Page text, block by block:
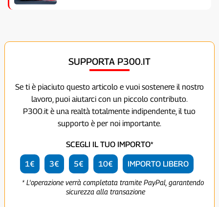
SUPPORTA P300.IT
Se ti è piaciuto questo articolo e vuoi sostenere il nostro
lavoro, puoi aiutarci con un piccolo contributo.
P300.it è una realtà totalmente indipendente, il tuo
supporto è per noi importante.
SCEGLI IL TUO IMPORTO*
1€ 3€ 5€ 10€ IMPORTO LIBERO
* L'operazione verrà completata tramite PayPal, garantendo
sicurezza alla transazione